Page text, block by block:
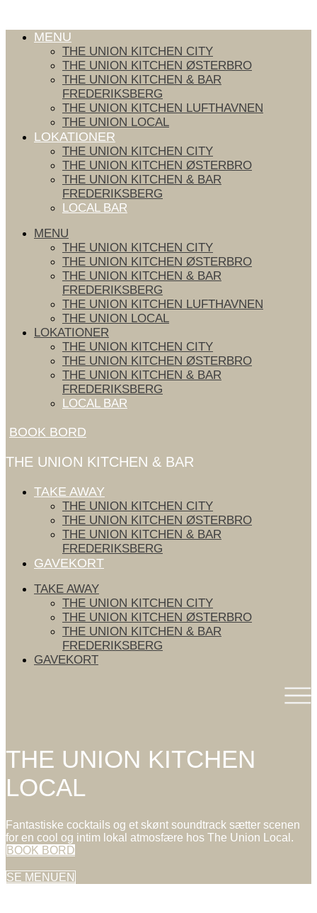
MENU
THE UNION KITCHEN CITY
THE UNION KITCHEN ØSTERBRO
THE UNION KITCHEN & BAR
FREDERIKSBERG
THE UNION KITCHEN LUFTHAVNEN
THE UNION LOCAL
LOKATIONER
THE UNION KITCHEN CITY
THE UNION KITCHEN ØSTERBRO
THE UNION KITCHEN & BAR
FREDERIKSBERG
LOCAL BAR
MENU
THE UNION KITCHEN CITY
THE UNION KITCHEN ØSTERBRO
THE UNION KITCHEN & BAR
FREDERIKSBERG
THE UNION KITCHEN LUFTHAVNEN
THE UNION LOCAL
LOKATIONER
THE UNION KITCHEN CITY
THE UNION KITCHEN ØSTERBRO
THE UNION KITCHEN & BAR
FREDERIKSBERG
LOCAL BAR
BOOK BORD
THE UNION KITCHEN & BAR
TAKE AWAY
THE UNION KITCHEN CITY
THE UNION KITCHEN ØSTERBRO
THE UNION KITCHEN & BAR
FREDERIKSBERG
GAVEKORT
TAKE AWAY
THE UNION KITCHEN CITY
THE UNION KITCHEN ØSTERBRO
THE UNION KITCHEN & BAR
FREDERIKSBERG
GAVEKORT
THE UNION KITCHEN
LOCAL
Fantastiske cocktails og et skønt soundtrack sætter scenen
for en cool og intim lokal atmosfære hos The Union Local.
BOOK BORD
SE MENUEN